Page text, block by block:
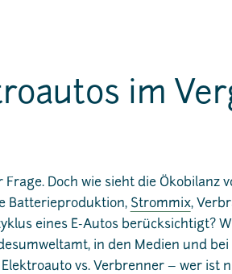
im
Doch wie sieht die Ökobilanz
Batterieproduktion, Strommix,
eines E-Autos berücksichtigt?
in den Medien und bei
vs. Verbrenner – wer ist